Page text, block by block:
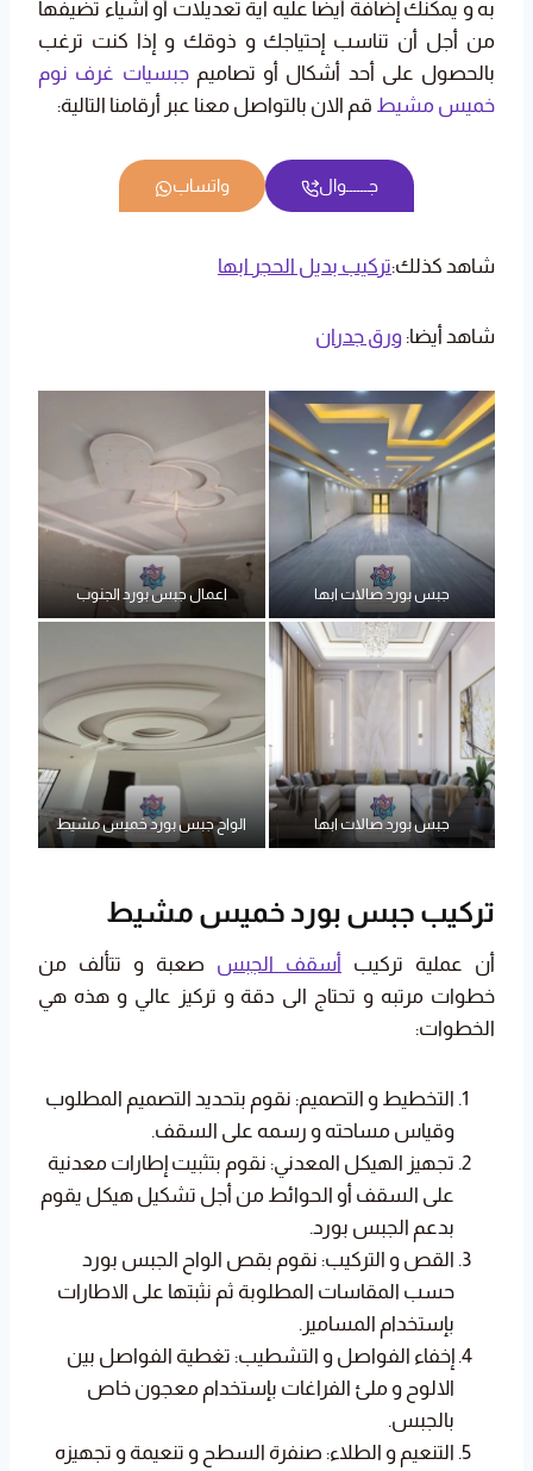
به و يمكنك إضافة أيضا عليه اية تعديلات أو أشياء تضيفها
من أجل أن تناسب إحتياجك و ذوقك و إذا كنت ترغب
بالحصول على أحد أشكال أو تصاميمجبسيات غرف نوم
خميس مشيط قم الان بالتواصل معنا عبر أرقامنا التالية:
جــــــوال واتساب
شاهد كذلك:تركيب بديل الحجر ابها
شاهد أيضا: ورق جدران
جبس بورد صالات ابها اعمال جبس بورد الجنوب
جبس بورد صالات ابها الواح جبس بورد خميس مشيط
تركيب جبس بورد خميس مشيط
أن عملية تركيب أسقف الجبس صعبة و تتألف من
خطوات مرتبه و تحتاج الى دقة و تركيز عالي و هذه هي
الخطوات:
التخطيط و التصميم: نقوم بتحديد التصميم المطلوب
وقياس مساحته و رسمه على السقف.
تجهيز الهيكل المعدني: نقوم بتثبيت إطارات معدنية
على السقف أو الحوائط من أجل تشكيل هيكل يقوم
بدعم الجبس بورد.
القص و التركيب: نقوم بقص الواح الجبس بورد
حسب المقاسات المطلوبة ثم نثبتها على الاطارات
بإستخدام المسامير.
إخفاء الفواصل و التشطيب: تغطية الفواصل بين
الالوح و ملئ الفراغات بإستخدام معجون خاص
بالجبس.
التنعيم و الطلاء: صنفرة السطح و تنعيمة و تجهيزه